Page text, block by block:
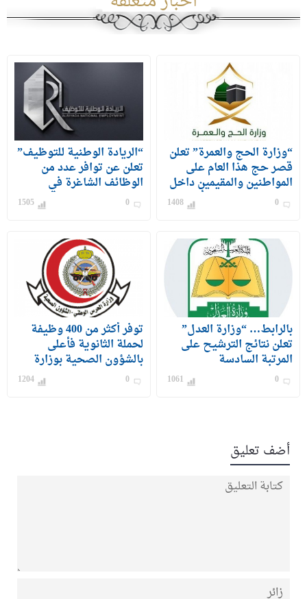
“وزارة الحج والعمرة” تعلن
قصر حج هذا العام على
المواطنين والمقيمين داخل
المملكة بإجمالي 60 ألف حاج
0
1408
“الريادة الوطنية للتوظيف”
تعلن عن توافر عدد من
الوظائف الشاغرة في
مختلف مناطق المملكة
0
1505
بالرابط… “وزارة العدل”
تعلن نتائج الترشيح على
المرتبة السادسة
0
1061
توفر أكثر من 400 وظيفة
لحملة الثانوية فأعلى
بالشؤون الصحية بوزارة
الحرس الوطني
0
1204
أضف تعليق